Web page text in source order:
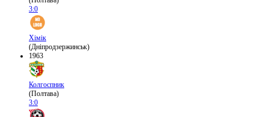
3:0
Хімік
(Дніпродзержинськ)
1963
Колгоспник
(Полтава)
3:0